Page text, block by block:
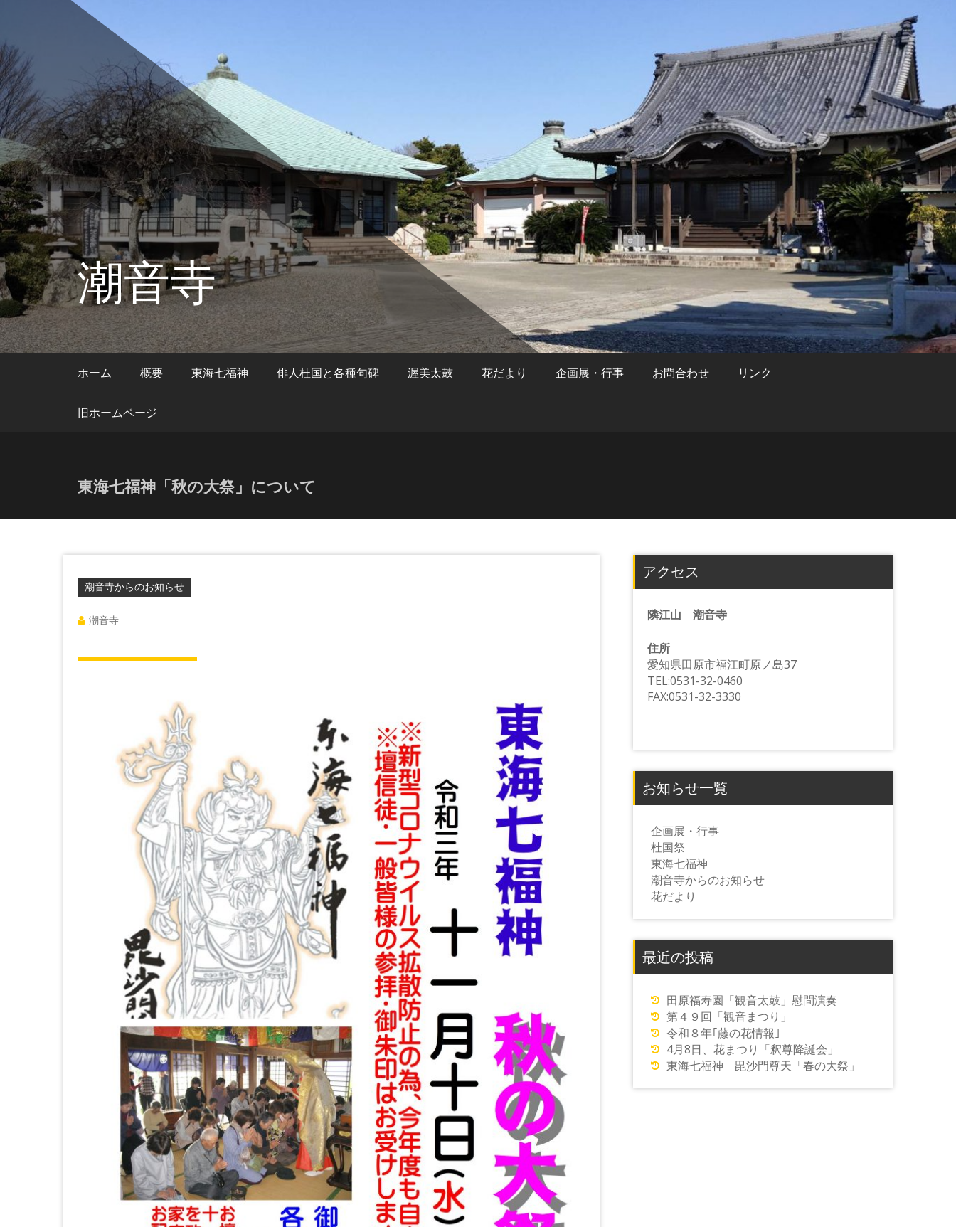
ン
ツ
へ
ス
キ
ッ
プ
潮音寺
ホーム 概要 東海七福神 俳人杜国と各種句碑 渥美太鼓 花だより 企画展・行事 お問合わせ リンク
旧ホームページ
東海七福神「秋の大祭」について
潮音寺からのお知らせ
潮音寺
アクセス
隣江山 潮音寺
住所
愛知県田原市福江町原ノ島37
TEL:0531-32-0460
FAX:0531-32-3330
お知らせ一覧
企画展・行事
杜国祭
東海七福神
潮音寺からのお知らせ
花だより
最近の投稿
田原福寿園「観音太鼓」慰問演奏
第４９回「観音まつり」
令和８年｢藤の花情報｣
4月8日、花まつり「釈尊降誕会」
東海七福神 毘沙門尊天「春の大祭」